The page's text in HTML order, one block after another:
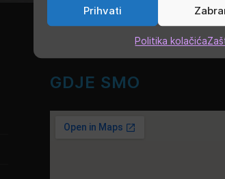
Prihvati
Politika kolačića
GDJE SMO